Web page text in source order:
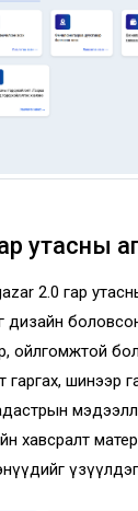
утасны
2.0 гар
дизайн
гаргах, шинээр
хавсралт